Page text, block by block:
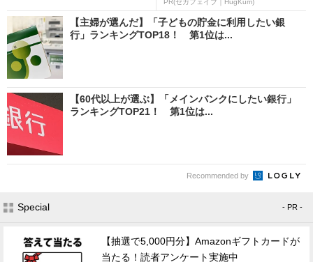
PR(セガフェイブ｜HugKum)
【主婦が選んだ】「子どもの貯金に利用したい銀
行」ランキングTOP18！ 第1位は...
【60代以上が選ぶ】「メインバンクにしたい銀行」
ランキングTOP21！ 第1位は...
Recommended by
Special - PR -
【抽選で5,000円分】Amazonギフトカードが
当たる！読者アンケート実施中